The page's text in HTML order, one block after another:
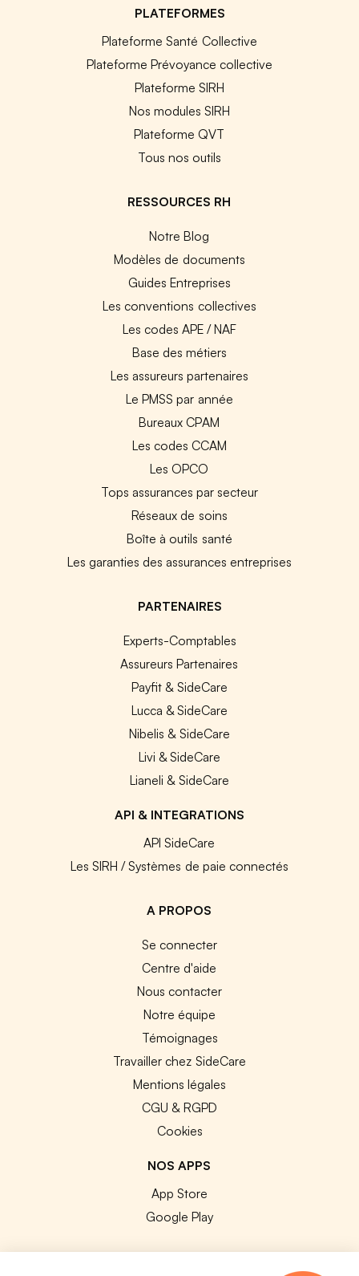
PLATEFORMES
Plateforme Santé Collective
Plateforme Prévoyance collective
Plateforme SIRH
Nos modules SIRH
Plateforme QVT
Tous nos outils
RESSOURCES RH
Notre Blog
Modèles de documents
Guides Entreprises
Les conventions collectives
Les codes APE / NAF
Base des métiers
Les assureurs partenaires
Le PMSS par année
Bureaux CPAM
Les codes CCAM
Les OPCO
Tops assurances par secteur
Réseaux de soins
Boîte à outils santé
Les garanties des assurances entreprises
PARTENAIRES
Experts-Comptables
Assureurs Partenaires
Payfit & SideCare
Lucca & SideCare
Nibelis & SideCare
Livi & SideCare
Lianeli & SideCare
API & INTEGRATIONS
API SideCare
Les SIRH / Systèmes de paie connectés
A PROPOS
Se connecter
Centre d'aide
Nous contacter
Notre équipe
Témoignages
Travailler chez SideCare
Mentions légales
CGU & RGPD
Cookies
NOS APPS
App Store
Google Play